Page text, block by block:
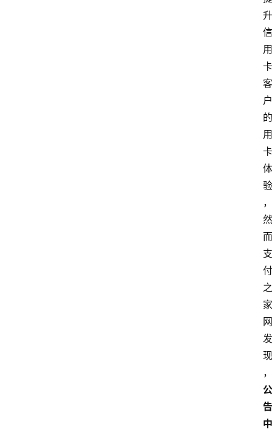
升
信
用
卡
客
户
的
用
卡
体
验
，
然
而
支
付
之
家
网
发
现
，
公
告
中